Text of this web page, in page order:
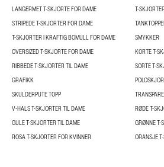
LANGERMET T-SKJORTE FOR DAME
T-
STRIPEDE T-SKJORTER FOR DAME
T-SKJORTER I KRAFTIG BOMULL FOR DAME
SMYKKER
OVERSIZED T-SKJORTE FOR DAME
KORTE T-
RIBBEDE T-SKJORTER TIL DAME
SORTE T-
GRAFIKK
SKULDERPUTE TOPP
V-HALS T-SKJORTER TIL DAME
RØDE T-
GULE T-SKJORTER TIL DAME
GRØNNE T-
ROSA T-SKJORTER FOR KVINNER
ORANSJE